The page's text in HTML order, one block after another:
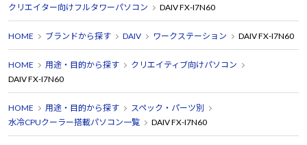
クリエイター向けフルタワーパソコン
DAIV FX-I7N60
HOME ブランドから探す DAIV ワークステーション DAIV FX-I7N60
HOME 用途・目的から探す
クリエイティブ向けパソコン
DAIV FX-I7N60
HOME 用途・目的から探す
スペック・パーツ別
水冷CPUクーラー搭載パソコン一覧
DAIV FX-I7N60